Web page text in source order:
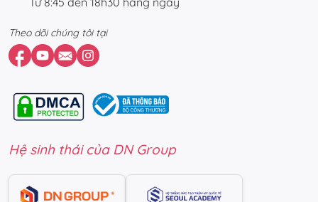
Theo dõi chúng tôi tại
Hệ sinh thái của DN Group